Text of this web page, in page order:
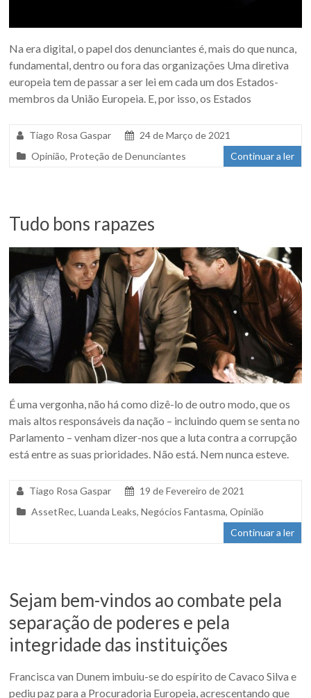
Na era digital, o papel dos denunciantes é, mais do que nunca,
fundamental, dentro ou fora das organizações Uma diretiva
europeia tem de passar a ser lei em cada um dos Estados-
membros da União Europeia. E, por isso, os Estados
Tiago Rosa Gaspar
24 de Março de 2021
Opinião, Proteção de Denunciantes Continuar a ler
Tudo bons rapazes
É uma vergonha, não há como dizê-lo de outro modo, que os
mais altos responsáveis da nação – incluindo quem se senta no
Parlamento – venham dizer-nos que a luta contra a corrupção
está entre as suas prioridades. Não está. Nem nunca esteve.
Tiago Rosa Gaspar
19 de Fevereiro de 2021
AssetRec,Luanda Leaks,Negócios Fantasma,Opinião
Continuar a ler
Sejam bem-vindos ao combate pela
separação de poderes e pela
integridade das instituições
Francisca van Dunem imbuiu-se do espírito de Cavaco Silva e
pediu paz para a Procuradoria Europeia, acrescentando que